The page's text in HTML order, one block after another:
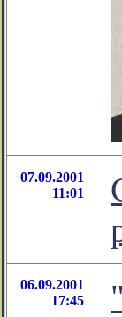
07.09.2001
11:01
06.09.2001
17:45